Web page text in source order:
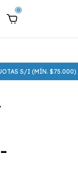
0
$75.000) - 6